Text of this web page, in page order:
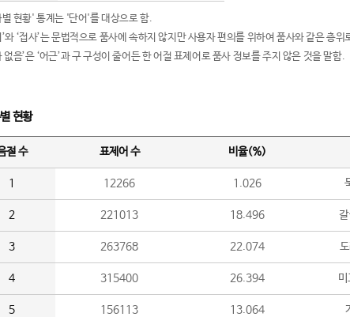
현황' 통계는 '단어'를 대상으로 함.
와 ‘접사’는 문법적으로 품사에 속하지 않지만 사용자 편의를 위하여 품사와 같은 층위
없음’은 ‘어근’과 구 구성이 줄어든 한 어절 표제어로 품사 정보를 주지 않은 것을 말함.
현황
절 수 표제어 수 비율(%)
1 12266 1.026
2 221013 18.496
3 263768 22.074
4 315400 26.394
5 156113 13.064